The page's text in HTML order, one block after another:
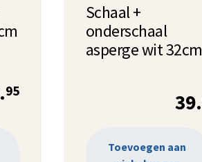
95
Schaal +
onderschaal
asperge wit 32cm
39.
Toevoegen aan